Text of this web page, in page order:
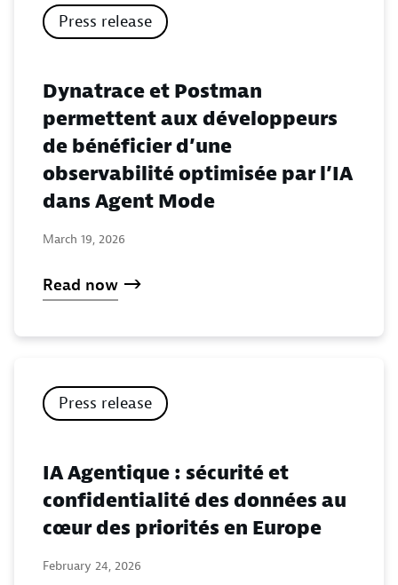
Press release
Dynatrace et Postman
permettent aux développeurs
de bénéficier d’une
observabilité optimisée par l’IA
dans Agent Mode
March 19, 2026
Read now
Press release
IA Agentique : sécurité et
confidentialité des données au
cœur des priorités en Europe
February 24, 2026